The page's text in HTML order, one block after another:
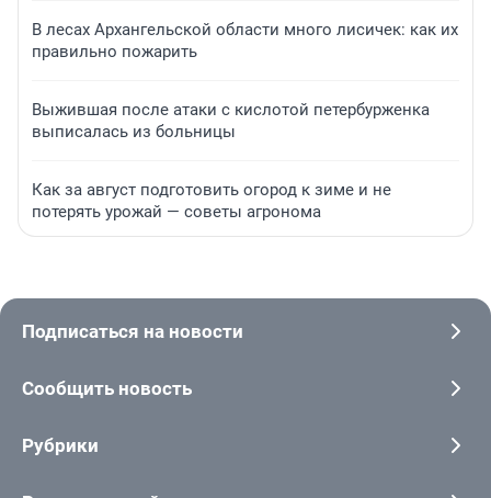
В лесах Архангельской области много лисичек: как их
правильно пожарить
Выжившая после атаки с кислотой петербурженка
выписалась из больницы
Как за август подготовить огород к зиме и не
потерять урожай — советы агронома
Подписаться на новости
Сообщить новость
Рубрики